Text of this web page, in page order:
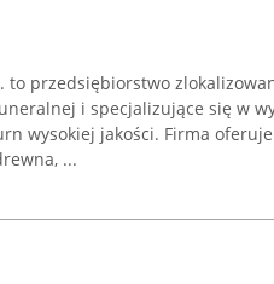
to przedsiębiorstwo
i specjalizujące się w
wysokiej jakości. Firma
...